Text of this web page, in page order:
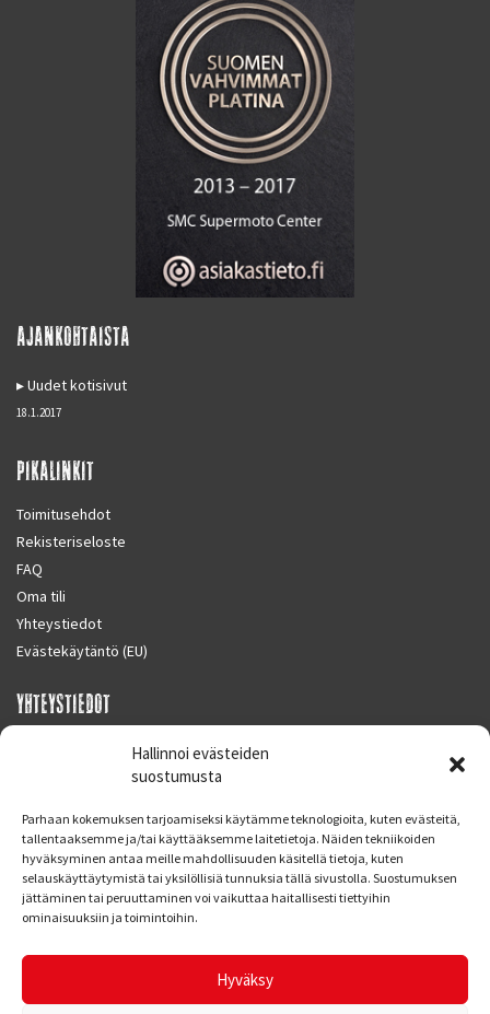
Hallinnoi evästeiden
suostumusta
Parhaan kokemuksen tarjoamiseksi käytämme teknologioita, kuten evästeitä,
tallentaaksemme ja/tai käyttääksemme laitetietoja. Näiden tekniikoiden
hyväksyminen antaa meille mahdollisuuden käsitellä tietoja, kuten
selauskäyttäytymistä tai yksilöllisiä tunnuksia tällä sivustolla. Suostumuksen
jättäminen tai peruuttaminen voi vaikuttaa haitallisesti tiettyihin
ominaisuuksiin ja toimintoihin.
Hyväksy
AJANKOHTAISTA
Uudet kotisivut
18.1.2017
PIKALINKIT
Toimitusehdot
Rekisteriseloste
FAQ
Oma tili
Yhteystiedot
Evästekäytäntö (EU)
YHTEYSTIEDOT
SUPERMOTO CENTER
Finland
Puh. 09 221 7088
info at supermotocenter.fi
Maanantai - Tiistai 09.00 - 17.00